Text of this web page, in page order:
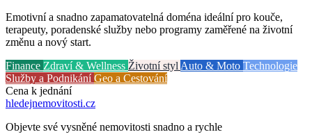
Emotivní a snadno zapamatovatelná doména ideální pro kouče,
terapeuty, poradenské služby nebo programy zaměřené na životní
změnu a nový start.
Finance Zdraví & Wellness Životní styl Auto & Moto Technologie
Služby a PodnikáníGeo a Cestování
Cena k jednání
hledejnemovitosti.cz
Objevte své vysněné nemovitosti snadno a rychle